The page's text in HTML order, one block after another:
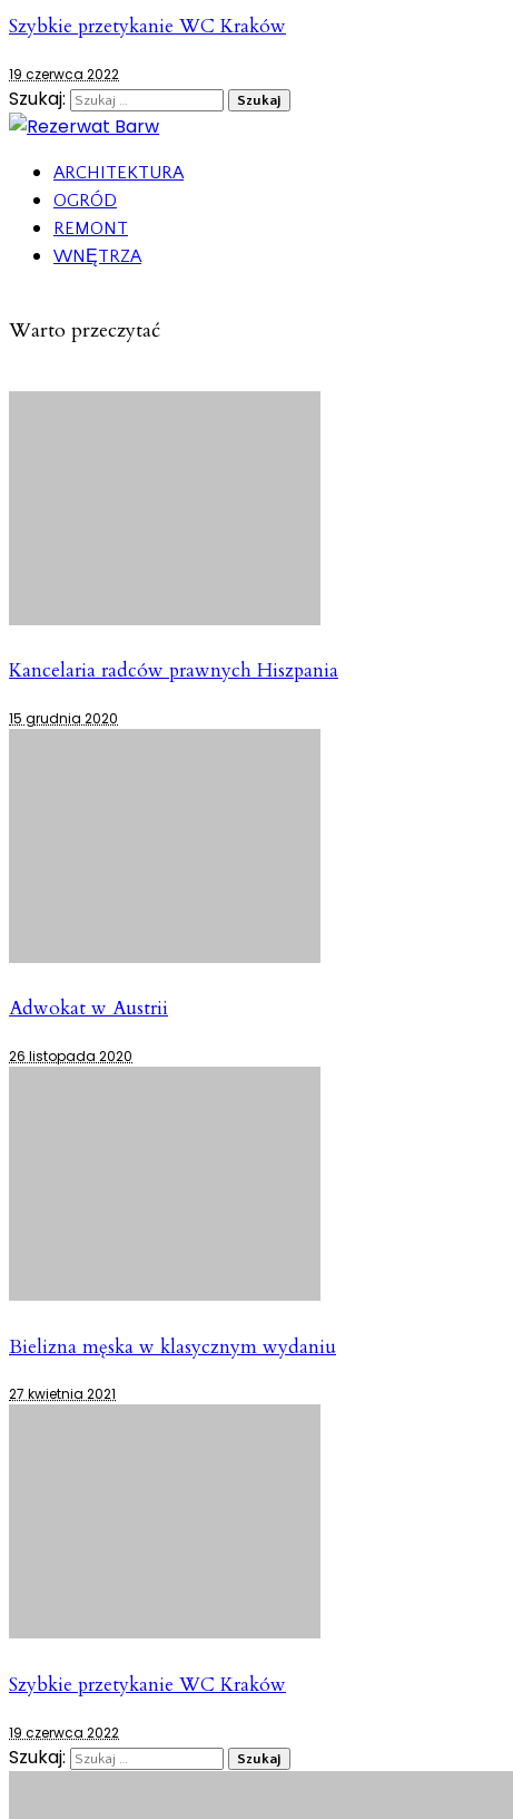
Szybkie przetykanie WC Kraków
19 czerwca 2022
Szukaj:
ARCHITEKTURA
OGRÓD
REMONT
WNĘTRZA
Warto przeczytać
Kancelaria radców prawnych Hiszpania
15 grudnia 2020
Adwokat w Austrii
26 listopada 2020
Bielizna męska w klasycznym wydaniu
27 kwietnia 2021
Szybkie przetykanie WC Kraków
19 czerwca 2022
Szukaj: